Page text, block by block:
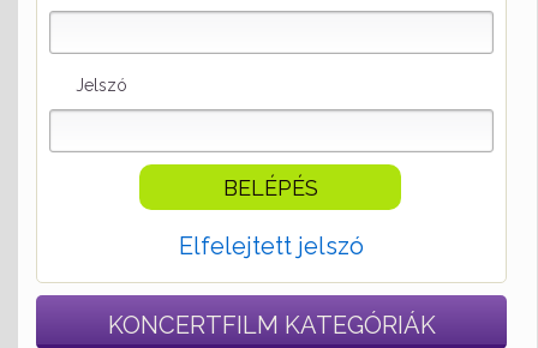
Jelszó
Elfelejtett jelszó
KONCERTFILM KATEGÓRIÁK